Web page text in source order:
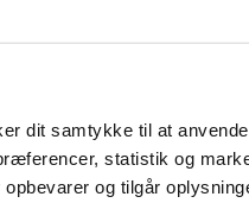
dit samtykke til at
statistik og
og tilgår

